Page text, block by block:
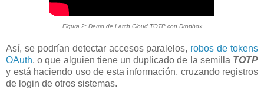
Figura 2: Demo de Latch Cloud TOTP con Dropbox
Así, se podrían detectar accesos paralelos, robos de tokens
OAuth, o que alguien tiene un duplicado de la semilla TOTP
y está haciendo uso de esta información, cruzando registros
de login de otros sistemas.